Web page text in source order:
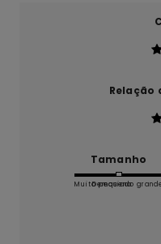
Relação
Tamanho
Muito pequeno
Demasiado